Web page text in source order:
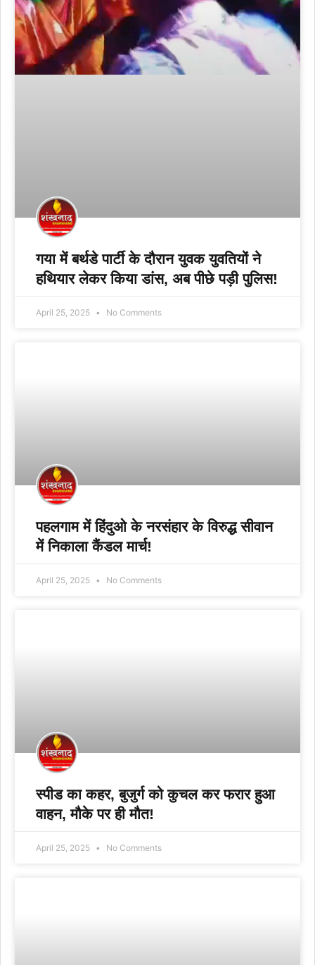
गया में बर्थडे पार्टी के दौरान युवक युवतियों ने
हथियार लेकर किया डांस, अब पीछे पड़ी पुलिस!
April 25, 2025 No Comments
पहलगाम में हिंदुओ के नरसंहार के विरुद्ध सीवान
में निकाला कैंडल मार्च!
April 25, 2025 No Comments
स्पीड का कहर, बुजुर्ग को कुचल कर फरार हुआ
वाहन, मौके पर ही मौत!
April 25, 2025 No Comments